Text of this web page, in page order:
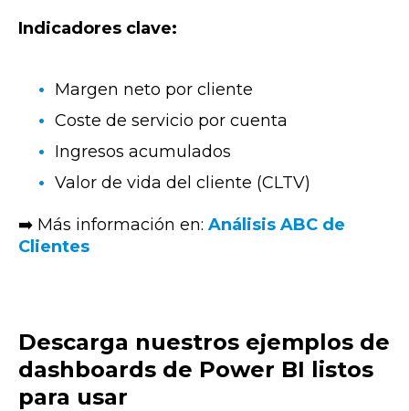
Indicadores clave:
Margen neto por cliente
Coste de servicio por cuenta
Ingresos acumulados
Valor de vida del cliente (CLTV)
➡️ Más información en: Análisis ABC de
Clientes
Descarga nuestros ejemplos de
dashboards de Power BI listos
para usar